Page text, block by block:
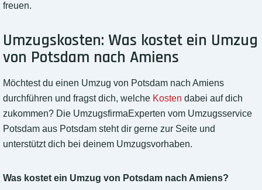
freuen.
Umzugskosten: Was kostet ein Umzug
von Potsdam nach Amiens
Möchtest du einen Umzug von Potsdam nach Amiens
durchführen und fragst dich, welche Kosten dabei auf dich
zukommen? Die UmzugsfirmaExperten vom Umzugsservice
Potsdam aus Potsdam steht dir gerne zur Seite und
unterstützt dich bei deinem Umzugsvorhaben.
Was kostet ein Umzug von Potsdam nach Amiens?